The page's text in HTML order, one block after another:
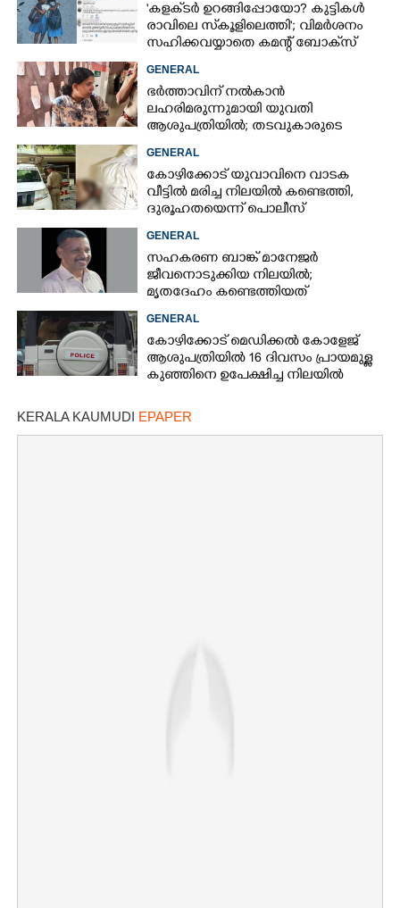
'കളക്‌ടർ ഉറങ്ങിപ്പോയോ? കുട്ടികൾ
രാവിലെ സ്‌കൂളിലെത്തി'; വിമർശനം
സഹിക്കവയ്യാതെ കമന്റ് ബോക്‌സ്
GENERAL
ഭർത്താവിന് നൽകാൻ
ലഹരിമരുന്നുമായി യുവതി
ആശുപത്രിയിൽ; തടവുകാരുടെ
GENERAL
കോഴിക്കോട് യുവാവിനെ വാടക
വീട്ടിൽ മരിച്ച നിലയിൽ കണ്ടെത്തി,
ദുരൂഹതയെന്ന് പൊലീസ്
GENERAL
സഹകരണ ബാങ്ക് മാനേജർ
ജീവനൊടുക്കിയ നിലയിൽ;
മൃതദേഹം കണ്ടെത്തിയത്
GENERAL
കോഴിക്കോട് മെഡിക്കൽ കോളേജ്
ആശുപത്രിയിൽ 16 ദിവസം പ്രായമുള്ള
കുഞ്ഞിനെ ഉപേക്ഷിച്ച നിലയിൽ
KERALA KAUMUDI EPAPER